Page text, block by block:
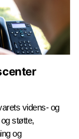
videns- og
støtte,
og